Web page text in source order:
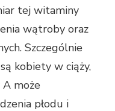
tej witaminy
wątroby oraz
Szczególnie
kobiety w ciąży,
może
płodu i